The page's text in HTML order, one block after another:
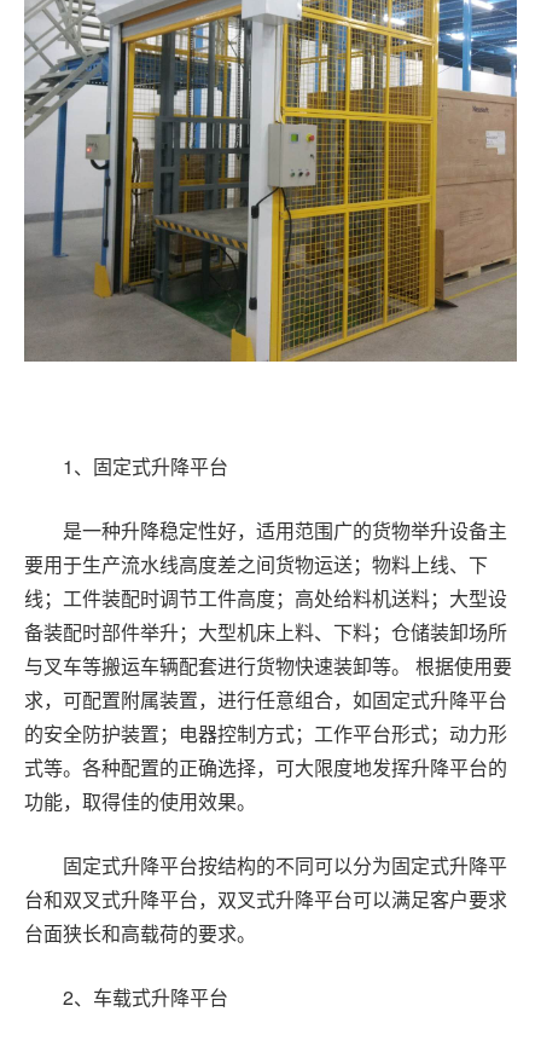
1、固定式升降平台
是一种升降稳定性好，适用范围广的货物举升设备主
要用于生产流水线高度差之间货物运送；物料上线、下
线；工件装配时调节工件高度；高处给料机送料；大型设
备装配时部件举升；大型机床上料、下料；仓储装卸场所
与叉车等搬运车辆配套进行货物快速装卸等。 根据使用要
求，可配置附属装置，进行任意组合，如固定式升降平台
的安全防护装置；电器控制方式；工作平台形式；动力形
式等。各种配置的正确选择，可大限度地发挥升降平台的
功能，取得佳的使用效果。
固定式升降平台按结构的不同可以分为固定式升降平
台和双叉式升降平台，双叉式升降平台可以满足客户要求
台面狭长和高载荷的要求。
2、车载式升降平台